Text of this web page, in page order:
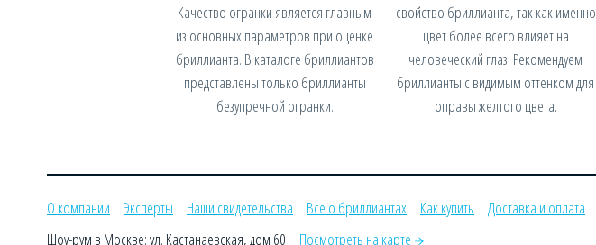
Качество огранки является главным
из основных параметров при оценке
бриллианта. В каталоге бриллиантов
представлены только бриллианты
безупречной огранки.
свойство бриллианта, так как именно
цвет более всего влияет на
человеческий глаз. Рекомендуем
бриллианты с видимым оттенком для
оправы желтого цвета.
О компании Эксперты Наши свидетельства Все о бриллиантах Как купить Доставка и оплата
Шоу-рум в Москве: ул. Кастанаевская, дом 60
Посмотреть на карте